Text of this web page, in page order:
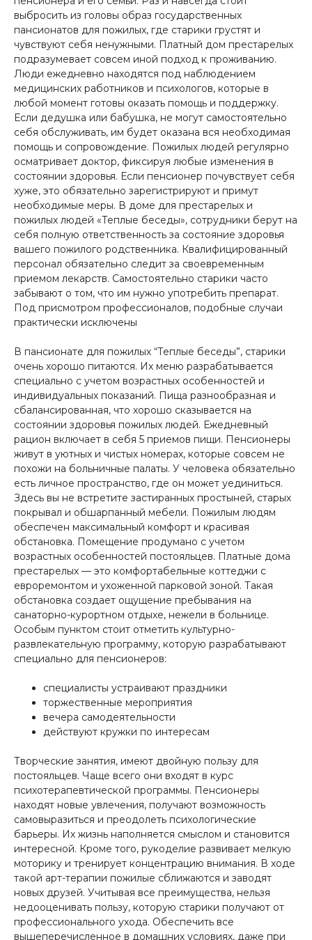
выбросить из головы образ государственных
пансионатов для пожилых, где старики грустят и
чувствуют себя ненужными. Платный дом престарелых
подразумевает совсем иной подход к проживанию.
Люди ежедневно находятся под наблюдением
медицинских работников и психологов, которые в
любой момент готовы оказать помощь и поддержку.
Если дедушка или бабушка, не могут самостоятельно
себя обслуживать, им будет оказана вся необходимая
помощь и сопровождение. Пожилых людей регулярно
осматривает доктор, фиксируя любые изменения в
состоянии здоровья. Если пенсионер почувствует себя
хуже, это обязательно зарегистрируют и примут
необходимые меры. В доме для престарелых и
пожилых людей «Теплые беседы», сотрудники берут на
себя полную ответственность за состояние здоровья
вашего пожилого родственника. Квалифицированный
персонал обязательно следит за своевременным
приемом лекарств. Самостоятельно старики часто
забывают о том, что им нужно употребить препарат.
Под присмотром профессионалов, подобные случаи
практически исключены
В пансионате для пожилых “Теплые беседы”, старики
очень хорошо питаются. Их меню разрабатывается
специально с учетом возрастных особенностей и
индивидуальных показаний. Пища разнообразная и
сбалансированная, что хорошо сказывается на
состоянии здоровья пожилых людей. Ежедневный
рацион включает в себя 5 приемов пищи. Пенсионеры
живут в уютных и чистых номерах, которые совсем не
похожи на больничные палаты. У человека обязательно
есть личное пространство, где он может уединиться.
Здесь вы не встретите застиранных простыней, старых
покрывал и обшарпанный мебели. Пожилым людям
обеспечен максимальный комфорт и красивая
обстановка. Помещение продумано с учетом
возрастных особенностей постояльцев. Платные дома
престарелых — это комфортабельные коттеджи с
евроремонтом и ухоженной парковой зоной. Такая
обстановка создает ощущение пребывания на
санаторно-курортном отдыхе, нежели в больнице.
Особым пунктом стоит отметить культурно-
развлекательную программу, которую разрабатывают
специально для пенсионеров:
специалисты устраивают праздники
торжественные мероприятия
вечера самодеятельности
действуют кружки по интересам
Творческие занятия, имеют двойную пользу для
постояльцев. Чаще всего они входят в курс
психотерапевтической программы. Пенсионеры
находят новые увлечения, получают возможность
самовыразиться и преодолеть психологические
барьеры. Их жизнь наполняется смыслом и становится
интересной. Кроме того, рукоделие развивает мелкую
моторику и тренирует концентрацию внимания. В ходе
такой арт-терапии пожилые сближаются и заводят
новых друзей. Учитывая все преимущества, нельзя
недооценивать пользу, которую старики получают от
профессионального ухода. Обеспечить все
вышеперечисленное в домашних условиях, даже при